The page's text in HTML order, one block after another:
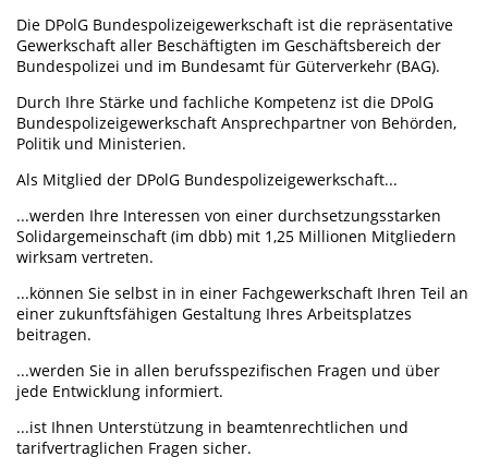
Die DPolG Bundespolizeigewerkschaft ist die repräsentative
Gewerkschaft aller Beschäftigten im Geschäftsbereich der
Bundespolizei und im Bundesamt für Güterverkehr (BAG).
Durch Ihre Stärke und fachliche Kompetenz ist die DPolG
Bundespolizeigewerkschaft Ansprechpartner von Behörden,
Politik und Ministerien.
Als Mitglied der DPolG Bundespolizeigewerkschaft...
...werden Ihre Interessen von einer durchsetzungsstarken
Solidargemeinschaft (im dbb) mit 1,25 Millionen Mitgliedern
wirksam vertreten.
...können Sie selbst in in einer Fachgewerkschaft Ihren Teil an
einer zukunftsfähigen Gestaltung Ihres Arbeitsplatzes
beitragen.
...werden Sie in allen berufsspezifischen Fragen und über
jede Entwicklung informiert.
...ist Ihnen Unterstützung in beamtenrechtlichen und
tarifvertraglichen Fragen sicher.